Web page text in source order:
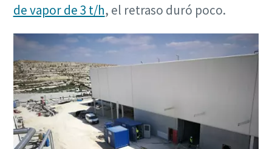
de vapor de 3 t/h, el retraso duró poco.